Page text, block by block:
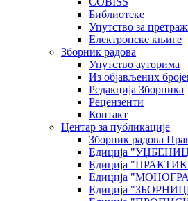
Библиотеке
Упутство за
Електронске књиге
Зборник радова
Упутство ауторима
Из објављених
Редакција Зборника
Рецензенти
Контакт
Центар за публикације
Зборник радова
Едиција
Едиција
Едиција
Едиција